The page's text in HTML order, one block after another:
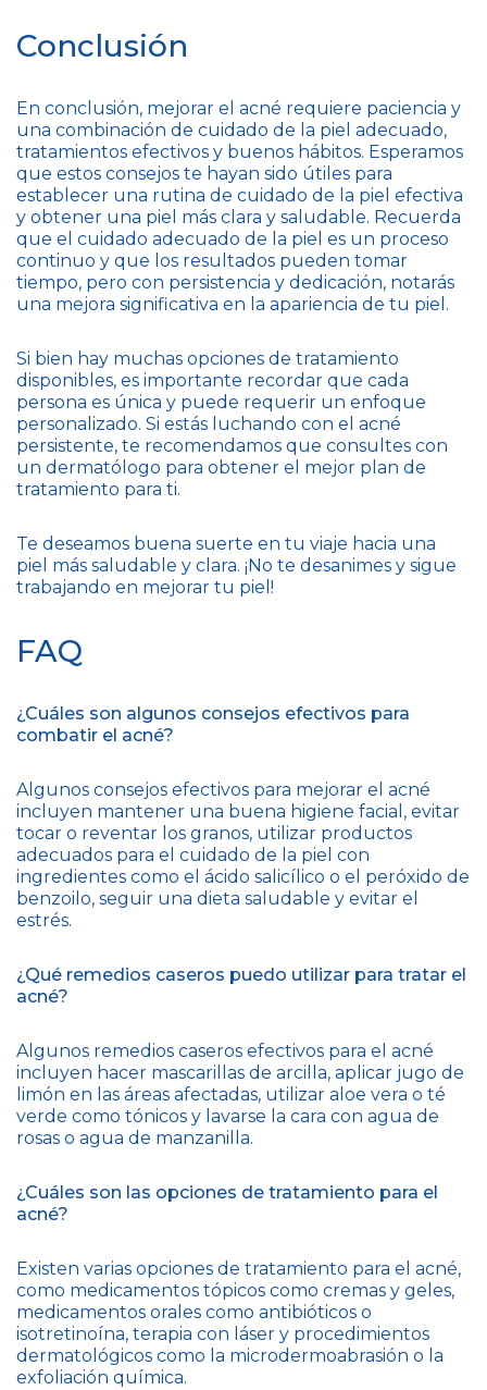
Conclusión
En conclusión, mejorar el acné requiere paciencia y
una combinación de cuidado de la piel adecuado,
tratamientos efectivos y buenos hábitos. Esperamos
que estos consejos te hayan sido útiles para
establecer una rutina de cuidado de la piel efectiva
y obtener una piel más clara y saludable. Recuerda
que el cuidado adecuado de la piel es un proceso
continuo y que los resultados pueden tomar
tiempo, pero con persistencia y dedicación, notarás
una mejora significativa en la apariencia de tu piel.
Si bien hay muchas opciones de tratamiento
disponibles, es importante recordar que cada
persona es única y puede requerir un enfoque
personalizado. Si estás luchando con el acné
persistente, te recomendamos que consultes con
un dermatólogo para obtener el mejor plan de
tratamiento para ti.
Te deseamos buena suerte en tu viaje hacia una
piel más saludable y clara. ¡No te desanimes y sigue
trabajando en mejorar tu piel!
FAQ
¿Cuáles son algunos consejos efectivos para
combatir el acné?
Algunos consejos efectivos para mejorar el acné
incluyen mantener una buena higiene facial, evitar
tocar o reventar los granos, utilizar productos
adecuados para el cuidado de la piel con
ingredientes como el ácido salicílico o el peróxido de
benzoilo, seguir una dieta saludable y evitar el
estrés.
¿Qué remedios caseros puedo utilizar para tratar el
acné?
Algunos remedios caseros efectivos para el acné
incluyen hacer mascarillas de arcilla, aplicar jugo de
limón en las áreas afectadas, utilizar aloe vera o té
verde como tónicos y lavarse la cara con agua de
rosas o agua de manzanilla.
¿Cuáles son las opciones de tratamiento para el
acné?
Existen varias opciones de tratamiento para el acné,
como medicamentos tópicos como cremas y geles,
medicamentos orales como antibióticos o
isotretinoína, terapia con láser y procedimientos
dermatológicos como la microdermoabrasión o la
exfoliación química.